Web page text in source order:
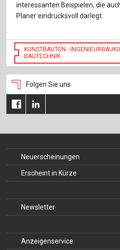
Sprache / Language: DE
interessanten Beispielen, die
Planer eindrucksvoll darlegt.
KUNSTBAUTEN -
BAUTECHNIK
Folgen Sie uns
Neuerscheinungen
Erscheint in Kürze
Newsletter
Anzeigenservice